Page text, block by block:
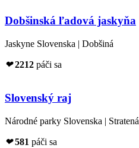
Dobšinská ľadová jaskyňa
Jaskyne Slovenska | Dobšiná
❤ 2212 páči sa
Slovenský raj
Národné parky Slovenska | Stratená
❤ 581 páči sa